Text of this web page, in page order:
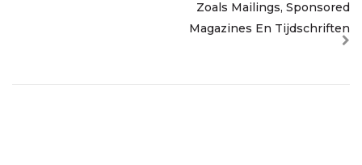
Zoals Mailings, Sponsored
Magazines En Tijdschriften